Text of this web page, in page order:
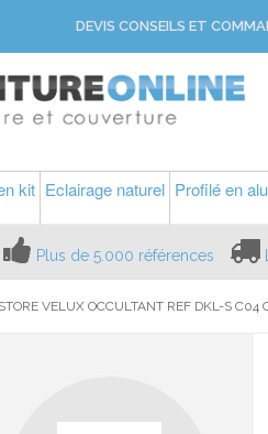
DEVIS CONSEILS ET
kit Eclairage naturel Profilé en
Plus de 5.000 références
STORE VELUX OCCULTANT REF DKL-S